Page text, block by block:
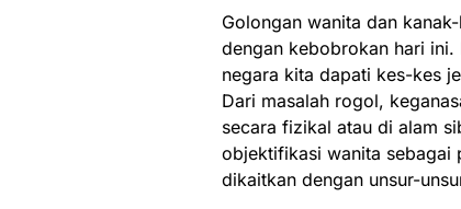
Golongan wanita dan
dengan kebobrokan hari
negara kita dapati kes-kes
Dari masalah rogol,
secara fizikal atau di alam
objektifikasi wanita sebagai
dikaitkan dengan unsur-